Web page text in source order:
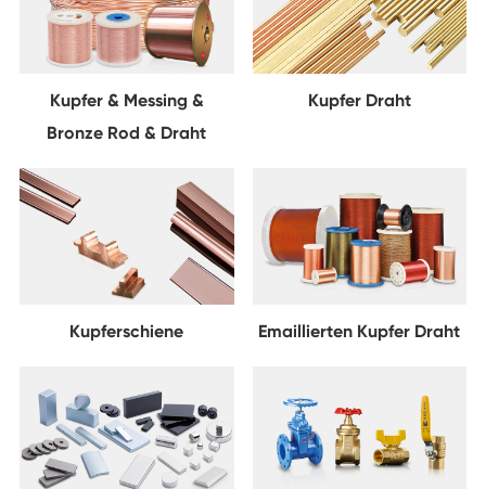
Kupfer & Messing &
Bronze Rod & Draht
Kupfer Draht
Kupferschiene Emaillierten Kupfer Draht